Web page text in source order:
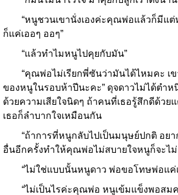
“หนูชวนเขานั่งเองค่ะคุณพ่อแล้วก็มีแต่
ก็แค่เออๆ ออๆ”
“แล้วทำไมหนูไปคุยกับมัน”
“คุณพ่อไม่เรียกพี่ซันว่ามันได้ไหมคะ เข
ของหนูในรอบห้าปีนะคะ” ดุจดาวไม่ได้ตำห
ด้วยความเสียใจนิดๆ ถ้าคนที่เธอรู้สึกดีด้ว
เธอก็ลำบากใจเหมือนกัน
“ถ้าการที่หนูกลับไปเป็นมนุษย์ปกติ อย
อื่นอีกครั้งทำให้คุณพ่อไม่สบายใจหนูก็จะไ
“ไม่ใช่แบบนั้นหนูดาว พ่อขอโทษพ่อแค่เ
“ไม่เป็นไรค่ะคุณพ่อ หนูเข้มแข็งพอสม